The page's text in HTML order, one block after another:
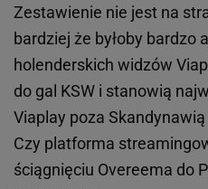
Zestawienie nie jest na
bardziej że byłoby bardzo
holenderskich widzów
do gal KSW i stanowią
Viaplay poza
Czy platforma
ściągnięciu Overeema do